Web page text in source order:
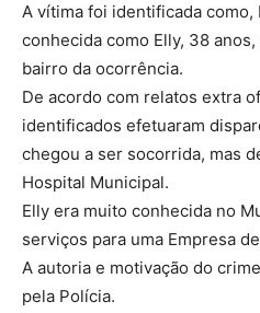
A vítima foi identificada como,
conhecida como Elly, 38
bairro da ocorrência.
De acordo com relatos extra
identificados efetuaram
chegou a ser socorrida, mas
Hospital Municipal.
Elly era muito conhecida no
serviços para uma Empresa
A autoria e motivação do
pela Polícia.